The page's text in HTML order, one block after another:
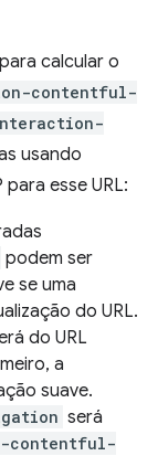
calcular o
contentful-
usando
esse URL:
podem ser
se uma
do URL.
do URL
a
suave.
será
contentful-